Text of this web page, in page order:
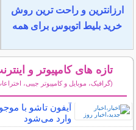
ارزانترین و راحت ترین روش
خرید بلیط اتوبوس برای همه
تازه های کامپیوتر و
(گرافیک، موبایل و کامپیوتر جیبی،
آیفون تاشو با
وارد می‌شود